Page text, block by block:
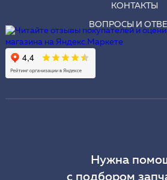
КОНТАКТЫ
ВОПРОСЫ И
Нужна
с подбором